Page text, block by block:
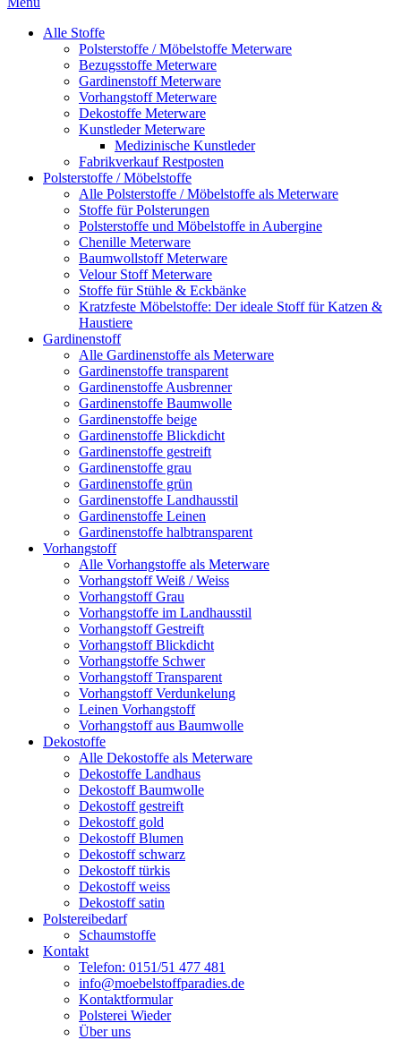
Alle Stoffe
Polsterstoffe / Möbelstoffe Meterware
Bezugsstoffe Meterware
Gardinenstoff Meterware
Vorhangstoff Meterware
Dekostoffe Meterware
Kunstleder Meterware
Medizinische Kunstleder
Fabrikverkauf Restposten
Polsterstoffe / Möbelstoffe
Alle Polsterstoffe / Möbelstoffe als Meterware
Stoffe für Polsterungen
Polsterstoffe und Möbelstoffe in Aubergine
Chenille Meterware
Baumwollstoff Meterware
Velour Stoff Meterware
Stoffe für Stühle & Eckbänke
Kratzfeste Möbelstoffe: Der ideale Stoff für Katzen &
Haustiere
Gardinenstoff
Alle Gardinenstoffe als Meterware
Gardinenstoffe transparent
Gardinenstoffe Ausbrenner
Gardinenstoffe Baumwolle
Gardinenstoffe beige
Gardinenstoffe Blickdicht
Gardinenstoffe gestreift
Gardinenstoffe grau
Gardinenstoffe grün
Gardinenstoffe Landhausstil
Gardinenstoffe Leinen
Gardinenstoffe halbtransparent
Vorhangstoff
Alle Vorhangstoffe als Meterware
Vorhangstoff Weiß / Weiss
Vorhangstoff Grau
Vorhangstoffe im Landhausstil
Vorhangstoff Gestreift
Vorhangstoff Blickdicht
Vorhangstoffe Schwer
Vorhangstoff Transparent
Vorhangstoff Verdunkelung
Leinen Vorhangstoff
Vorhangstoff aus Baumwolle
Dekostoffe
Alle Dekostoffe als Meterware
Dekostoffe Landhaus
Dekostoff Baumwolle
Dekostoff gestreift
Dekostoff gold
Dekostoff Blumen
Dekostoff schwarz
Dekostoff türkis
Dekostoff weiss
Dekostoff satin
Polstereibedarf
Schaumstoffe
Kontakt
Telefon: 0151/51 477 481
info@moebelstoffparadies.de
Kontaktformular
Polsterei Wieder
Über uns